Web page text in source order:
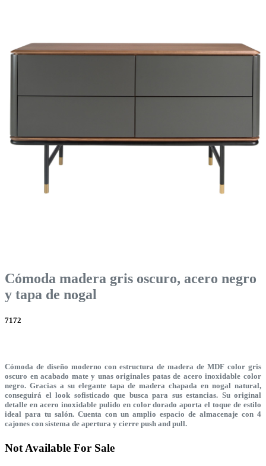
Cómoda madera gris oscuro, acero negro
y tapa de nogal
7172
Cómoda de diseño moderno con estructura de madera de MDF color gris
oscuro en acabado mate y unas originales patas de acero inoxidable color
negro. Gracias a su elegante tapa de madera chapada en nogal natural,
conseguirá el look sofisticado que busca para sus estancias. Su original
detalle en acero inoxidable pulido en color dorado aporta el toque de estilo
ideal para tu salón. Cuenta con un amplio espacio de almacenaje con 4
cajones con sistema de apertura y cierre push and pull.
Not Available For Sale